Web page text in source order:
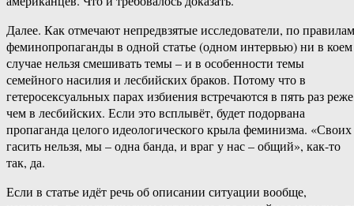
Далее. Как отмечают непредвзятые исследователи, по правилам
феминопропаганды в одной статье (одном интервью) ни в коем
случае нельзя смешивать темы – и в особенности темы
семейного насилия и лесбийских браков. Потому что в
гетеросексуальных парах избиения встречаются в пять раз
чем в лесбийских. Если это всплывёт, будет подорвана
пропаганда целого идеологического крыла феминизма. «Своих
гасить нельзя, мы – одна банда, и враг у нас – общий», как-то
так, да.
Если в статье идёт речь об описании ситуации вообще,